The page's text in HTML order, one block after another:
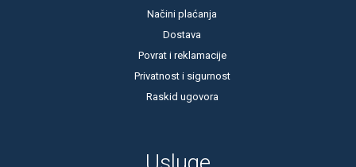
Načini plaćanja
Dostava
Povrat i reklamacije
Privatnost i sigurnost
Raskid ugovora